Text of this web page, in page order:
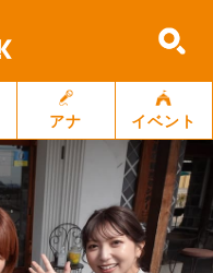
アナ イベント